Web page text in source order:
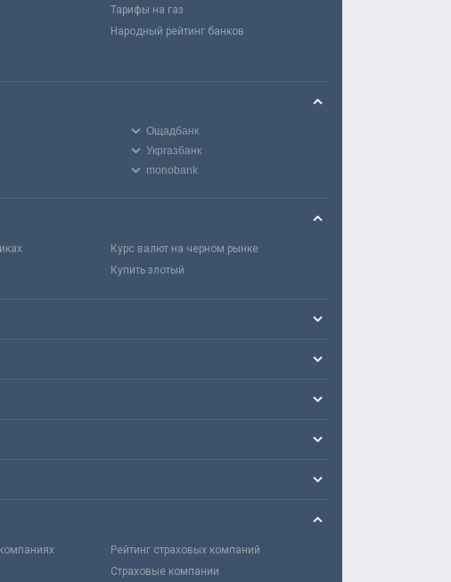
Тарифы на газ
Народный рейтинг банков
Ощадбанк
Укргазбанк
monobank
Курс валют на черном рынке
Купить злотый
Рейтинг страховых компаний
Страховые компании